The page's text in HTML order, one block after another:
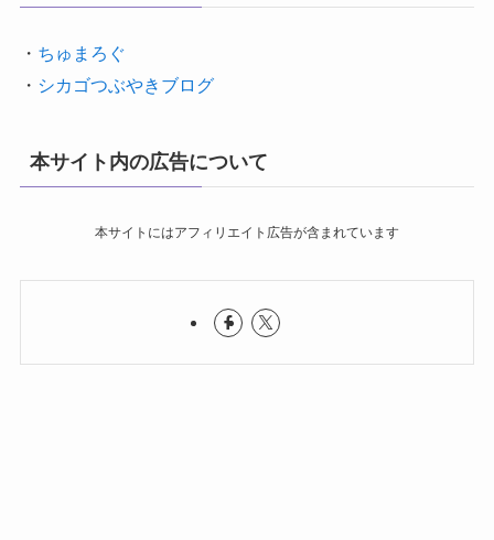
・ ちゅまろぐ
・ シカゴつぶやきブログ
本サイト内の広告について
本サイトにはアフィリエイト広告が含まれています